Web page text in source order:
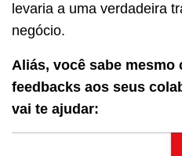
levaria a uma verdadeira
negócio.
Aliás, você sabe mesmo
feedbacks aos seus
vai te ajudar: